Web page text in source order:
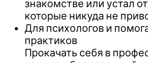
знакомстве или устал
которые никуда не
Для психологов и
практиков
Прокачать себя в